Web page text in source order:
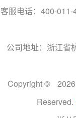
客服电话：400-
公司地址：浙江省
Copyright ©
2026
Reserved.